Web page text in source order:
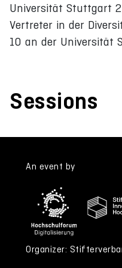
Universität Stuttgart
Vertreter in der
10 an der Universität
Sessions
An event by
Organizer: